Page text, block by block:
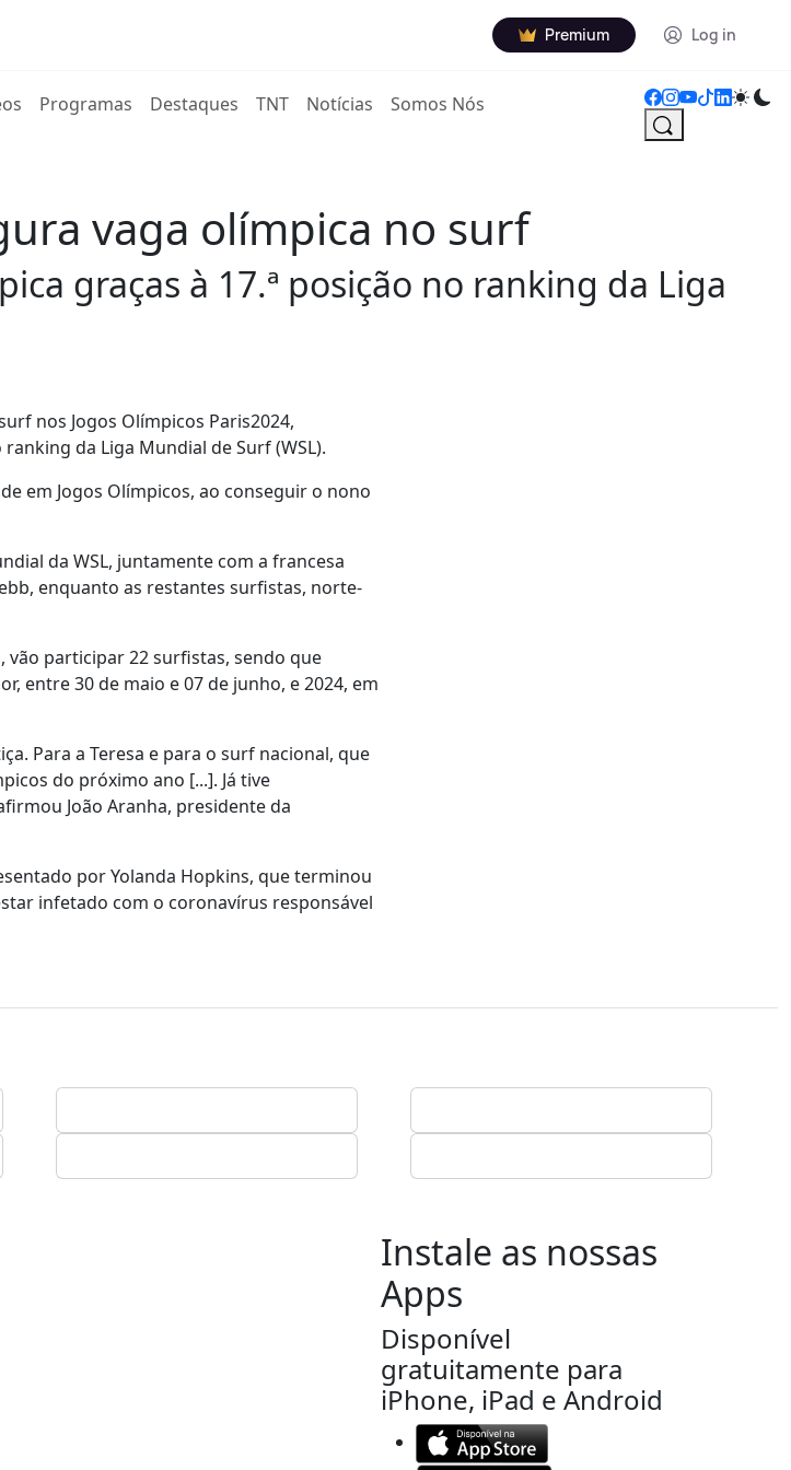
Premium Log in
Programas Destaques TNT Notícias Somos Nós
vaga olímpica no surf
graças à 17.ª posição no ranking da Liga
nos Jogos Olímpicos Paris2024,
da Liga Mundial de Surf (WSL).
em Jogos Olímpicos, ao conseguir o nono
da WSL, juntamente com a francesa
enquanto as restantes surfistas, norte-
vão participar 22 surfistas, sendo que
entre 30 de maio e 07 de junho, e 2024, em
Para a Teresa e para o surf nacional, que
do próximo ano [...]. Já tive
João Aranha, presidente da
por Yolanda Hopkins, que terminou
infetado com o coronavírus responsável
Instale as nossas
Apps
Disponível
gratuitamente para
iPhone, iPad e Android